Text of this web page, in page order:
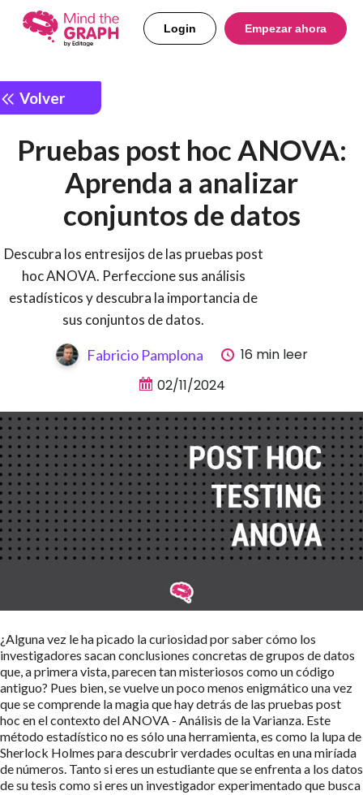
Login Empezar ahora
Volver
Pruebas post hoc ANOVA:
Aprenda a analizar
conjuntos de datos
Descubra los entresijos de las pruebas post
hoc ANOVA. Perfeccione sus análisis
estadísticos y descubra la importancia de
sus conjuntos de datos.
Fabricio Pamplona
16 min leer
02/11/2024
¿Alguna vez le ha picado la curiosidad por saber cómo los
investigadores sacan conclusiones concretas de grupos de datos
que, a primera vista, parecen tan misteriosos como un código
antiguo? Pues bien, se vuelve un poco menos enigmático una vez
que se comprende la magia que hay detrás de las pruebas post
hoc en el contexto del ANOVA - Análisis de la Varianza. Este
método estadístico no es sólo una herramienta, es como la lupa de
Sherlock Holmes para descubrir verdades ocultas en una miríada
de números. Tanto si eres un estudiante que se enfrenta a los datos
de su tesis como si eres un investigador experimentado que busca